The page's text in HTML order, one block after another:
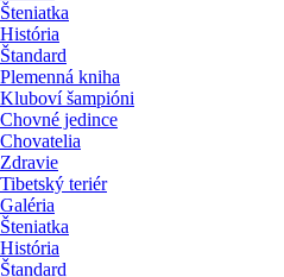
Šteniatka
História
Štandard
Plemenná kniha
Kluboví šampióni
Chovné jedince
Chovatelia
Zdravie
Tibetský teriér
Galéria
Šteniatka
História
Štandard